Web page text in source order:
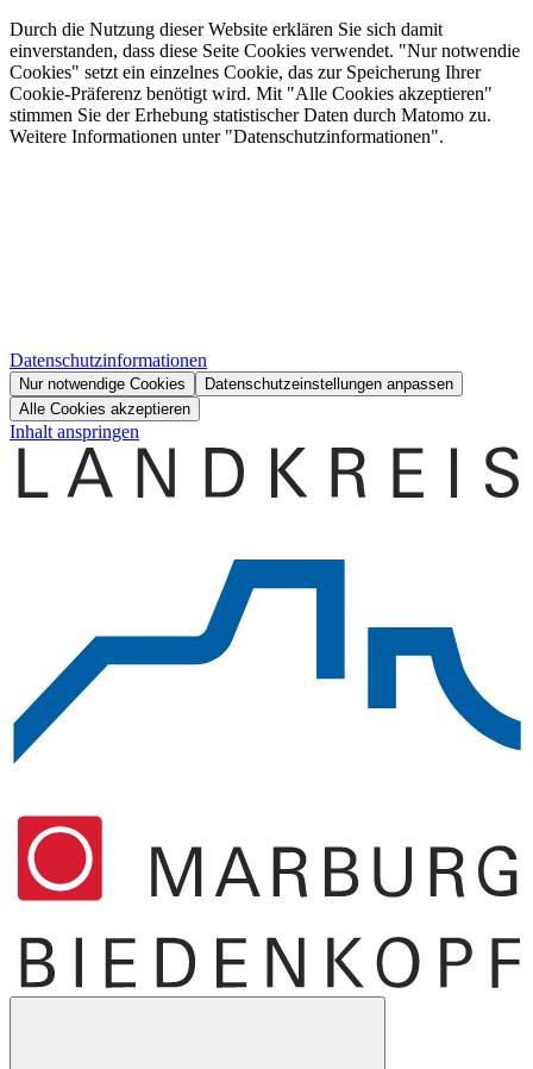
Durch die Nutzung dieser Website erklären Sie sich damit
einverstanden, dass diese Seite Cookies verwendet. "Nur notwendie
Cookies" setzt ein einzelnes Cookie, das zur Speicherung Ihrer
Cookie-Präferenz benötigt wird. Mit "Alle Cookies akzeptieren"
stimmen Sie der Erhebung statistischer Daten durch Matomo zu.
Weitere Informationen unter "Datenschutzinformationen".
Datenschutzinformationen
Nur notwendige Cookies
Datenschutzeinstellungen anpassen
Alle Cookies akzeptieren
Inhalt anspringen